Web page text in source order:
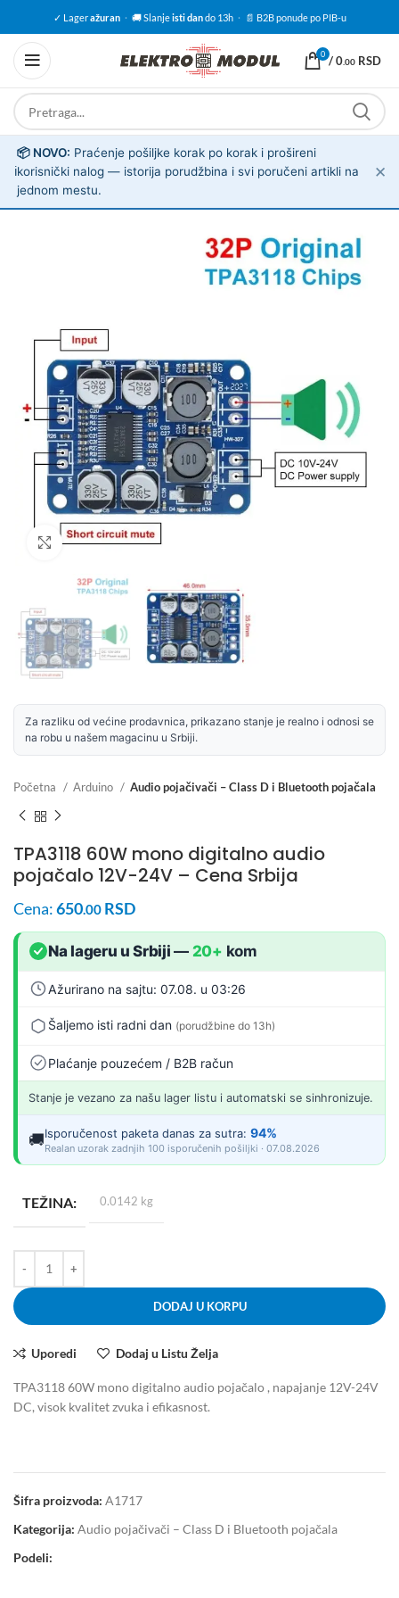
✓ Lageražuran · 🚚 Slanjeisti dando 13h · 📄 B2B ponude po PIB-u
0 /0.00 RSD
ℹ️
📦 NOVO: Praćenje pošiljke korak po korak i prošireni
korisnički nalog — istorija porudžbina i svi poručeni artikli na
jednom mestu.
✕
Uvećaj sliku
Za razliku od većine prodavnica, prikazano stanje je realno i odnosi se
na robu u našem magacinu u Srbiji.
Početna Arduino Audio pojačivači – Class D i Bluetooth pojačala
TPA3118 60W mono digitalno audio
pojačalo 12V-24V – Cena Srbija
Cena:650.00 RSD
Na lageru u Srbiji — 20+ kom
Ažurirano na sajtu: 07.08. u 03:26
Šaljemo isti radni dan (porudžbine do 13h)
Plaćanje pouzećem / B2B račun
Stanje je vezano za našu lager listu i automatski se sinhronizuje.
🚚Isporučenost paketa danas za sutra: 94%
Realan uzorak zadnjih 100 isporučenih pošiljki · 07.08.2026
TEŽINA 0.0142 kg
DODAJ U KORPU
Uporedi Dodaj u Listu Želja
TPA3118 60W mono digitalno audio pojačalo , napajanje 12V-24V
DC, visok kvalitet zvuka i efikasnost.
Šifra proizvoda: A1717
Kategorija: Audio pojačivači – Class D i Bluetooth pojačala
Podeli: